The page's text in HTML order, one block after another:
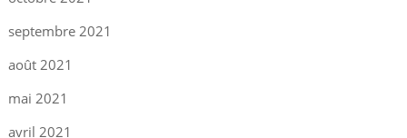
septembre 2021
août 2021
mai 2021
avril 2021